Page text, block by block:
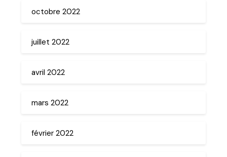
octobre 2022
juillet 2022
avril 2022
mars 2022
février 2022